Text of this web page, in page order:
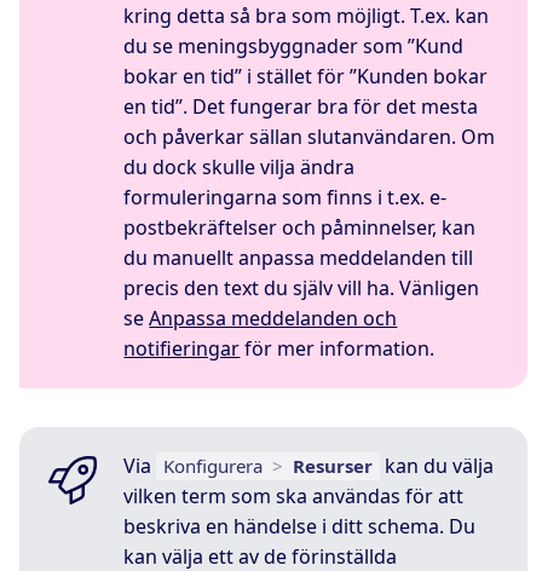
kring detta så bra som möjligt. T.ex. kan
du se meningsbyggnader som ”Kund
bokar en tid” i stället för ”Kunden bokar
en tid”. Det fungerar bra för det mesta
och påverkar sällan slutanvändaren. Om
du dock skulle vilja ändra
formuleringarna som finns i t.ex. e-
postbekräftelser och påminnelser, kan
du manuellt anpassa meddelanden till
precis den text du själv vill ha. Vänligen
seAnpassa meddelanden och
notifieringarför mer information.
Via Konfigurera > Resurser kan du välja
vilken term som ska användas för att
beskriva en händelse i ditt schema. Du
kan välja ett av de förinställda